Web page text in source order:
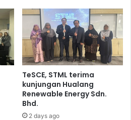
TeSCE, STML terima
kunjungan Hualang
Renewable Energy Sdn.
Bhd.
2 days ago